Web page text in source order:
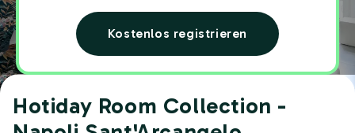
Kostenlos registrieren
Hotiday Room Collection -